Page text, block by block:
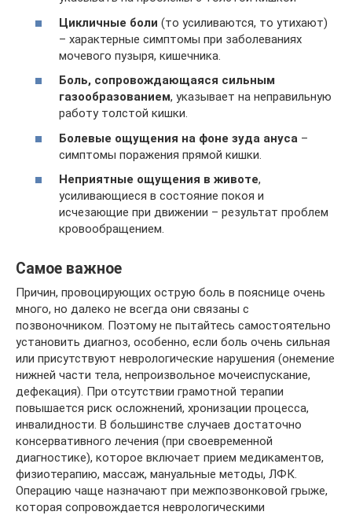
Цикличные боли (то усиливаются, то утихают)
– характерные симптомы при заболеваниях
мочевого пузыря, кишечника.
Боль, сопровождающаяся сильным
газообразованием, указывает на неправильную
работу толстой кишки.
Болевые ощущения на фоне зуда ануса –
симптомы поражения прямой кишки.
Неприятные ощущения в животе,
усиливающиеся в состояние покоя и
исчезающие при движении – результат проблем
кровообращением.
Самое важное
Причин, провоцирующих острую боль в пояснице очень
много, но далеко не всегда они связаны с
позвоночником. Поэтому не пытайтесь самостоятельно
установить диагноз, особенно, если боль очень сильная
или присутствуют неврологические нарушения (онемение
нижней части тела, непроизвольное мочеиспускание,
дефекация). При отсутствии грамотной терапии
повышается риск осложнений, хронизации процесса,
инвалидности. В большинстве случаев достаточно
консервативного лечения (при своевременной
диагностике), которое включает прием медикаментов,
физиотерапию, массаж, мануальные методы, ЛФК.
Операцию чаще назначают при межпозвонковой грыже,
которая сопровождается неврологическими